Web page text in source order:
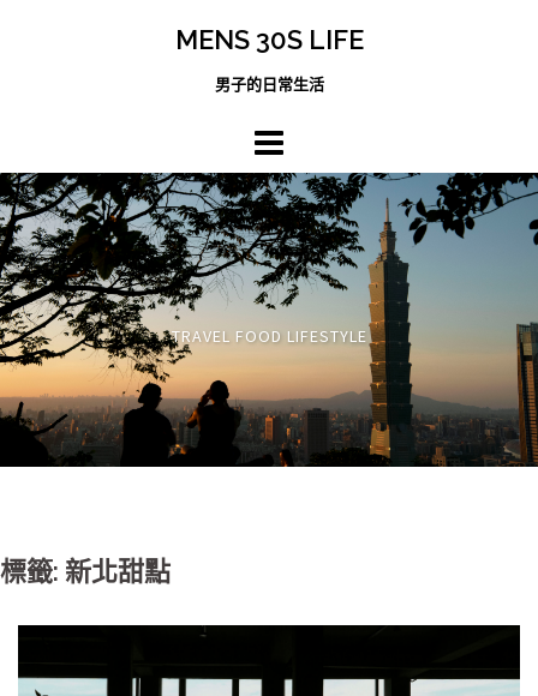
MENS 30S LIFE
男子的日常生活
TRAVEL FOOD LIFESTYLE
標籤: 新北甜點